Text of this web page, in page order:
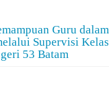
Guru
Supervisi
53 Batam